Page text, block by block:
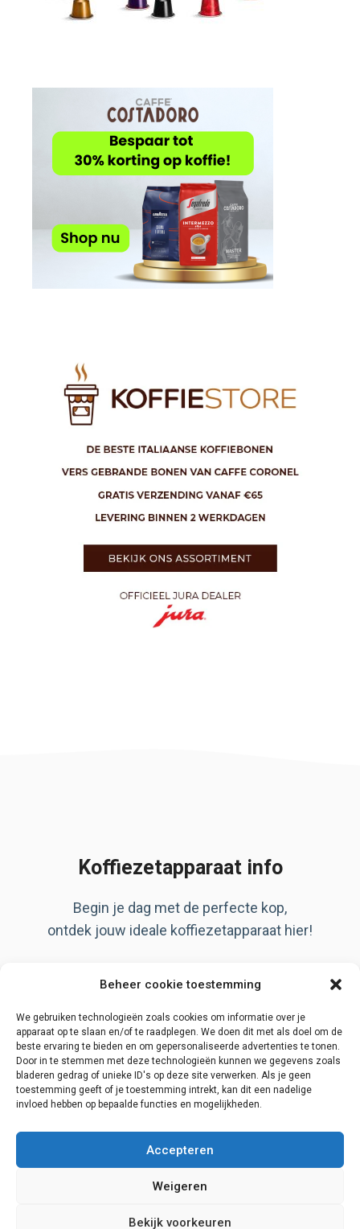
Beheer cookie toestemming
We gebruiken technologieën zoals cookies om informatie over je
apparaat op te slaan en/of te raadplegen. We doen dit met als doel om de
beste ervaring te bieden en om gepersonaliseerde advertenties te tonen.
Door in te stemmen met deze technologieën kunnen we gegevens zoals
bladeren gedrag of unieke ID's op deze site verwerken. Als je geen
toestemming geeft of je toestemming intrekt, kan dit een nadelige
invloed hebben op bepaalde functies en mogelijkheden.
Accepteren
Weigeren
Bekijk voorkeuren
Koffiezetapparaat info
Begin je dag met de perfecte kop,
ontdek jouw ideale koffiezetapparaat hier!
Privacy Policy
Disclaimer
Contact
Begin zoektocht
© 2026 Koffiezetapparaat info• Gebouwd met